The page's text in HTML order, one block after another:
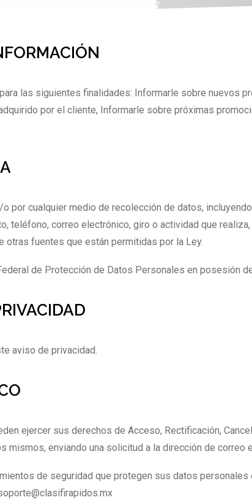
las siguientes finalidades: Informarle sobre nuevos
por el cliente, Informarle sobre próximas
por cualquier medio de recolección de datos,
teléfono, correo electrónico, giro o actividad que
otras fuentes que están permitidas por la Ley.
de Protección de Datos Personales en posesión
aviso de privacidad.
ejercer sus derechos de Acceso, Rectificación,
mismos, enviando una solicitud a la dirección de
de seguridad que protegen sus datos personales